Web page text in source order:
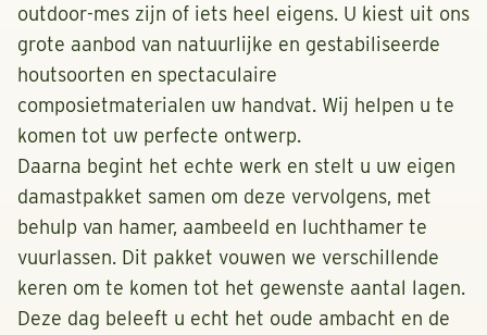
outdoor-mes zijn of iets heel eigens. U kiest uit ons
grote aanbod van natuurlijke en gestabiliseerde
houtsoorten en spectaculaire
composietmaterialen uw handvat. Wij helpen u te
komen tot uw perfecte ontwerp.
Daarna begint het echte werk en stelt u uw eigen
damastpakket samen om deze vervolgens, met
behulp van hamer, aambeeld en luchthamer te
vuurlassen. Dit pakket vouwen we verschillende
keren om te komen tot het gewenste aantal lagen.
Deze dag beleeft u echt het oude ambacht en de